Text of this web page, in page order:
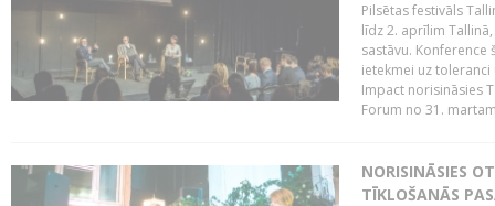
Pilsētas festivāls
līdz 2. aprīlim
sastāvu.
ietekmei uz
Impact norisināsies
Forum no 31.
NORISINĀSIES
TĪKLOŠANĀS